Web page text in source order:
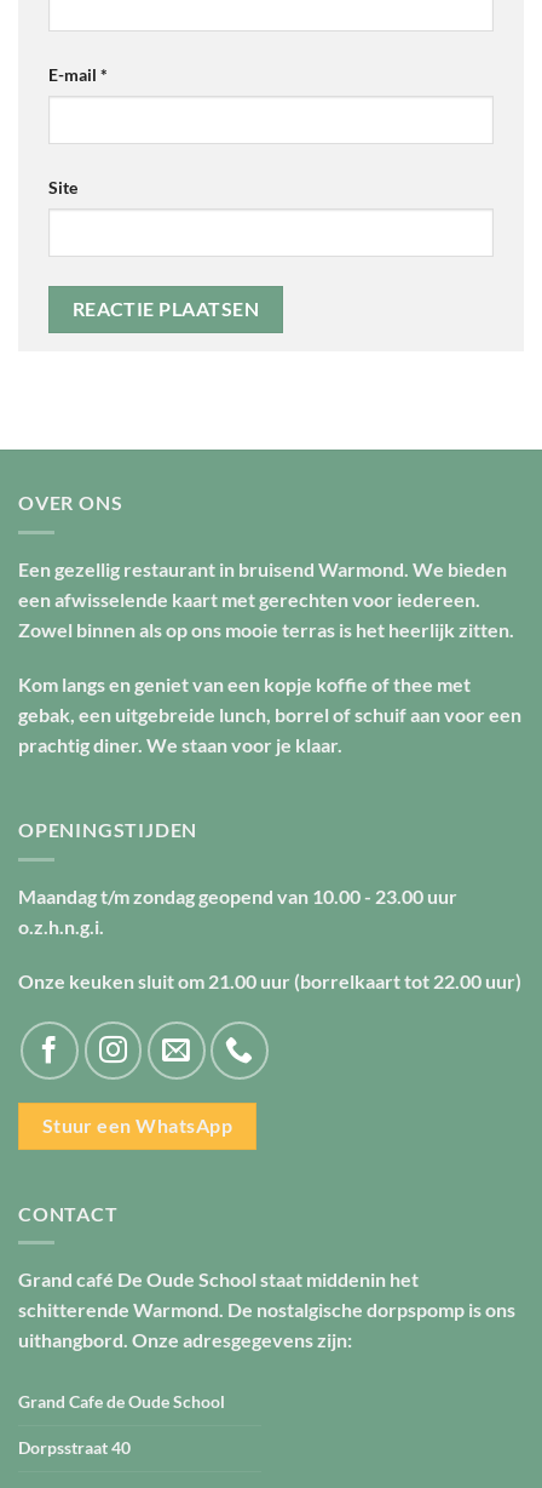
E-mail *
Site
OVER ONS
Een gezellig restaurant in bruisend Warmond. We bieden
een afwisselende kaart met gerechten voor iedereen.
Zowel binnen als op ons mooie terras is het heerlijk zitten.
Kom langs en geniet van een kopje koffie of thee met
gebak, een uitgebreide lunch, borrel of schuif aan voor een
prachtig diner. We staan voor je klaar.
OPENINGSTIJDEN
Maandag t/m zondag geopend van 10.00 - 23.00 uur
o.z.h.n.g.i.
Onze keuken sluit om 21.00 uur (borrelkaart tot 22.00 uur)
Stuur een WhatsApp
CONTACT
Grand café De Oude School staat middenin het
schitterende Warmond. De nostalgische dorpspomp is ons
uithangbord. Onze adresgegevens zijn:
Grand Cafe de Oude School
Dorpsstraat 40